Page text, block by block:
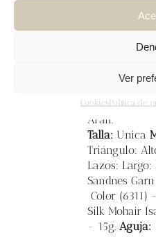
Ver
CookiesPolítica de
Mi
poco de hilo
patrón
puntos y
bordado
vuestras
Aran.
Talla: Unica
Triángulo:
Lazos:
Sandnes
Color (6311)
Silk Mohair
- 15g. Aguja: